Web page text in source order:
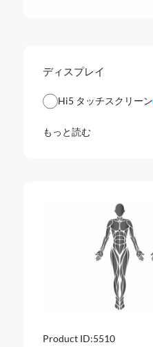
ディスプレイ
Hi5 タッチスクリーン
もっと読む
Product ID:5510